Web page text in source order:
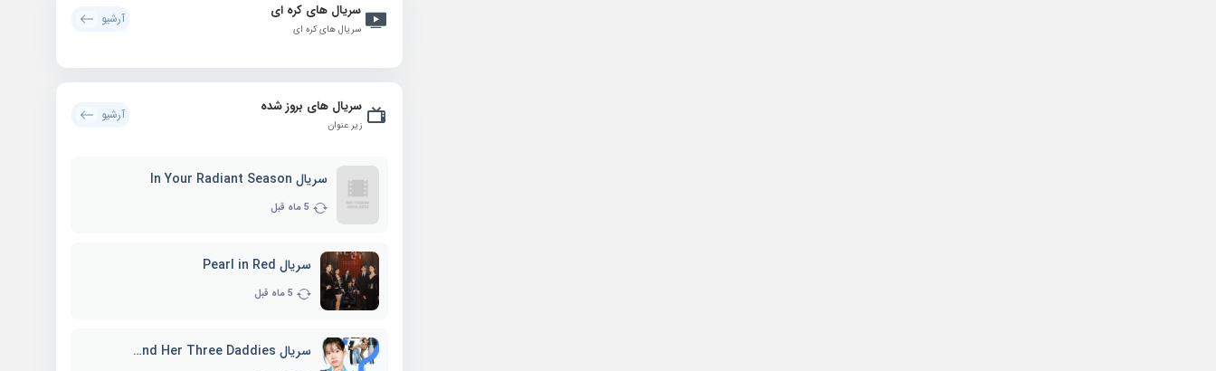
سریال های کره ای
سریال های کره ای
آرشیو
سریال های بروز شده
زیر عنوان
آرشیو
سریال In Your Radiant Season
5 ماه قبل
سریال Pearl in Red
5 ماه قبل
سریال Marie and Her Three Daddies